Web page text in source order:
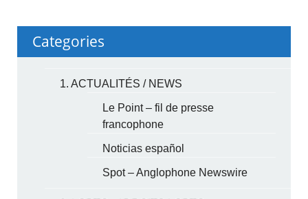
Categories
1. ACTUALITÉS / NEWS
Le Point – fil de presse
francophone
Noticias español
Spot – Anglophone Newswire